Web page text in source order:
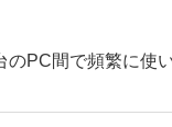
PC間で頻繁に使